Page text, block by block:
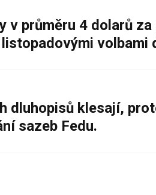
v průměru 4 dolarů
volbami
dluhopisů klesají,
sazeb Fedu.